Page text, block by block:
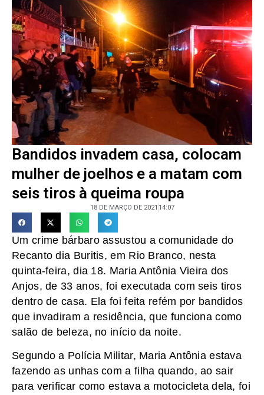
Bandidos invadem casa, colocam
mulher de joelhos e a matam com
seis tiros à queima roupa
18 DE MARÇO DE 2021 14:07
Um crime bárbaro assustou a comunidade do
Recanto dia Buritis, em Rio Branco, nesta
quinta-feira, dia 18. Maria Antônia Vieira dos
Anjos, de 33 anos, foi executada com seis tiros
dentro de casa. Ela foi feita refém por bandidos
que invadiram a residência, que funciona como
salão de beleza, no início da noite.
Segundo a Polícia Militar, Maria Antônia estava
fazendo as unhas com a filha quando, ao sair
para verificar como estava a motocicleta dela, foi